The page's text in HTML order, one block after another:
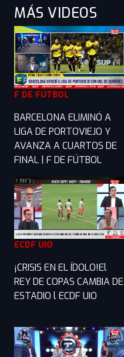
MÁS VIDEOS
F DE FÚTBOL
BARCELONA ELIMINÓ A
LIGA DE PORTOVIEJO Y
AVANZA A CUARTOS DE
FINAL | F DE FÚTBOL
ECDF UIO
¡CRISIS EN EL ÍDOLO!El
REY DE COPAS CAMBIA DE
ESTADIO l ECDF UIO